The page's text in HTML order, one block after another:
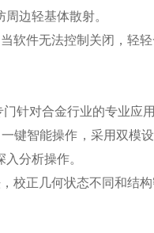
边轻基体散射。
软件无法控制关闭，轻
针对合金行业的专业应
键智能操作，采用双模
分析操作。
校正几何状态不同和结